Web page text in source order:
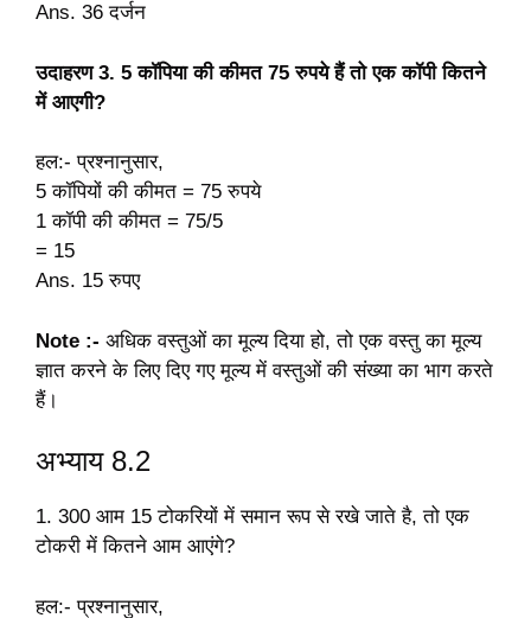
Ans. 36 दर्जन
उदाहरण 3. 5 कॉपिया की कीमत 75 रुपये हैं तो एक कॉपी कितने
में आएगी?
हल:- प्रश्नानुसार,
5 कॉपियों की कीमत = 75 रुपये
1 कॉपी की कीमत = 75/5
= 15
Ans. 15 रुपए
Note :- अधिक वस्तुओं का मूल्य दिया हो, तो एक वस्तु का मूल्य
ज्ञात करने के लिए दिए गए मूल्य में वस्तुओं की संख्या का भाग करते
हैं।
अभ्याय 8.2
1. 300 आम 15 टोकरियों में समान रूप से रखे जाते है, तो एक
टोकरी में कितने आम आएंगे?
हल:- प्रश्नानुसार,